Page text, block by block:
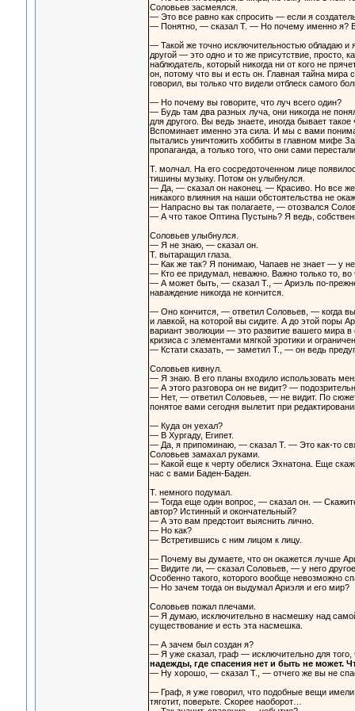
Соловьев засмеялся.
— Это все равно как спросить — если я
— Понятно, — сказал Т. — Но почему именно я?
— Такой же точно исключительностью обладаю и
другой — это одно и то же присутствие, просто,
наблюдатель, который никогда ни от кого не
он, потому что вы и есть он. Главная тайна мира
говорил, вы только что видели отблеск самого
— Но почему вы говорите, что луч всего один?
— Будь там два разных луча, они никогда не
для другого. Вы ведь знаете, иногда бывает
Вспоминает именно эта сила. И мы с вами
пытались уничтожить хоббиты в главном мифе
пропаганда, а только того, что они сами
Т. молчал. На его сосредоточенном лице
тишины музыку. Потом он улыбнулся.
— Да, — сказал он наконец. — Красиво. Но все же
никакого влияния на наши обстоятельства не
— Напрасно вы так полагаете, — отозвался
— А что такое Оптина Пустынь? Я ведь,
Соловьев улыбнулся.
— Я не знаю, — сказал он.
Т. вытаращил глаза.
— Как же так? Я понимаю, Чапаев не знает — у
— Кто ее придумал, неважно. Важно только то,
— А может быть, — сказал Т., — Ариэль по-
наваждение никогда не кончится.
— Оно кончится, — ответил Соловьев, — когда
и лавкой, на которой вы сидите. А до этой поры
вариант эволюции — это развитие вашего мира в
кризиса с элементами мягкой эротики и
— Кстати сказать, — заметил Т., — он ведь
Соловьев кивнул.
— Я знаю. В его планы входило использовать
— А этого разговора он не видит? —
— Нет, — ответил Соловьев, — не видит. По
понятое вами сегодня вылетит при
— Куда он уехал?
— В Хургаду, Египет.
— Да, я припоминаю, — сказал Т. — Это как-то
Соловьев замахал руками.
— Какой еще к черту обелиск Эхнатона. Еще
нас с вами Баден-Баден.
Т. немного подумал.
— Тогда еще один вопрос, — сказал он. —
автор? Истинный и окончательный?
— А это вам предстоит выяснить лично.
— Но как?
— Встретившись с ним лицом к лицу.
— Почему вы думаете, что он окажется лучше
— Видите ли, — сказал Соловьев, — у него другое
Особенно такого, которого вообще невозможно
— Но зачем тогда он выдумал Ариэля и его мир?
Соловьев пожал плечами.
— Я думаю, исключительно в насмешку над
существование и есть эта насмешка.
— А зачем был создан я?
— Я уже сказал, граф — исключительно для того,
надежды, где спасения нет и быть не может.
— Ну хорошо, — сказал Т., — отчего же вы не
— Граф, я уже говорил, что подобные вещи
тяготит, поверьте. Скорее наоборот…